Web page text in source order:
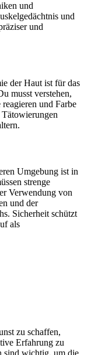
und
und
und
der Haut ist für das
musst verstehen,
und Farbe
Tätowierungen
Umgebung ist in
strenge
Verwendung von
und der
Sicherheit schützt
als
zu schaffen,
Erfahrung zu
sind wichtig, um die